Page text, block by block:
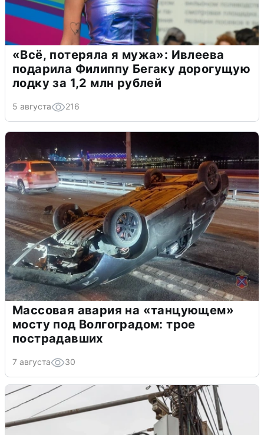
«Всё, потеряла я мужа»: Ивлеева
подарила Филиппу Бегаку дорогущую
лодку за 1,2 млн рублей
5 августа 216
Массовая авария на «танцующем»
мосту под Волгоградом: трое
пострадавших
7 августа 30